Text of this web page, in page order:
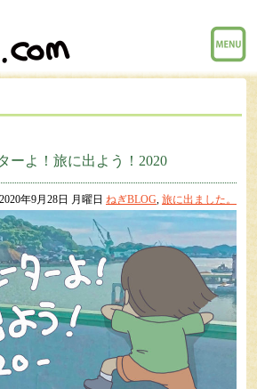
menu
ーよ！旅に出よう！2020
2020年9月28日 月曜日 ねぎBLOG, 旅に出ました。